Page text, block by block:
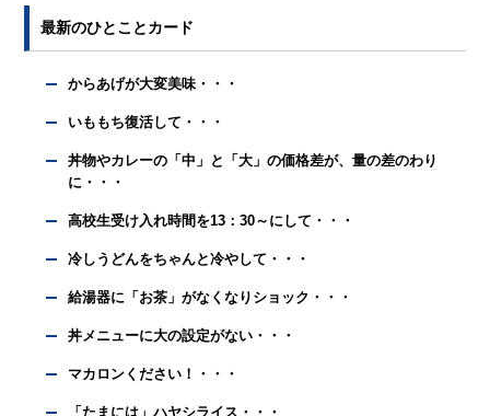
最新のひとことカード
からあげが大変美味・・・
いももち復活して・・・
丼物やカレーの「中」と「大」の価格差が、量の差のわり
に・・・
高校生受け入れ時間を13：30～にして・・・
冷しうどんをちゃんと冷やして・・・
給湯器に「お茶」がなくなりショック・・・
丼メニューに大の設定がない・・・
マカロンください！・・・
「たまには」ハヤシライス・・・